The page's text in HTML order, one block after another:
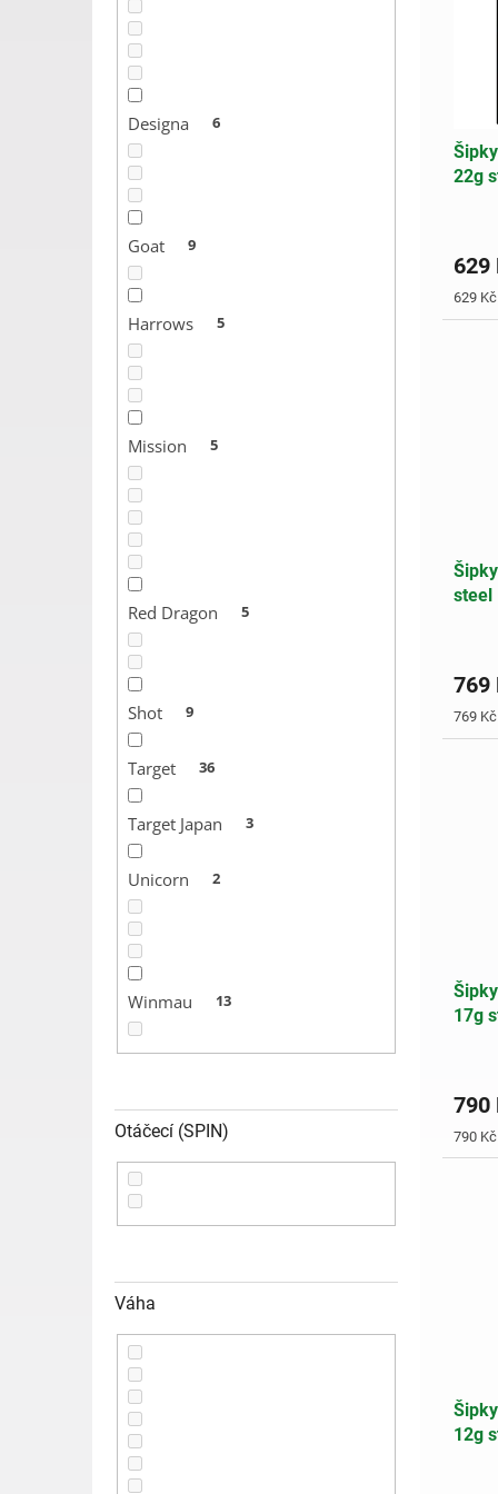
Designa 6
Goat 9
Harrows 5
Mission 5
Red Dragon 5
Shot 9
Target 36
Target Japan 3
Unicorn 2
Winmau 13
Otáčecí (SPIN)
Váha
22g
629
Měrná
cena:
629
steel
769
Měrná
cena:
769
17g
790
Měrná
cena:
790
12g